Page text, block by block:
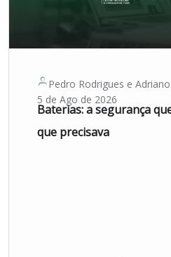
Pedro Rodrigues e
5 de Ago de 2026
Baterias: a segurança
que precisava